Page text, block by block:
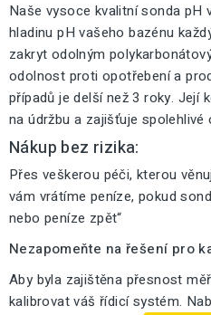
Naše vysoce kvalitní sonda pH
hladinu pH vašeho bazénu
zakryt odolným
odolnost proti opotřebení a
případů je delší než 3 roky. Její
na údržbu a zajišťuje
Nákup bez rizika:
Přes veškerou péči, kterou
vám vrátíme peníze, pokud
nebo peníze zpět“
Nezapomeňte na řešení pro
Aby byla zajištěna přesnost
kalibrovat váš řídicí systém.